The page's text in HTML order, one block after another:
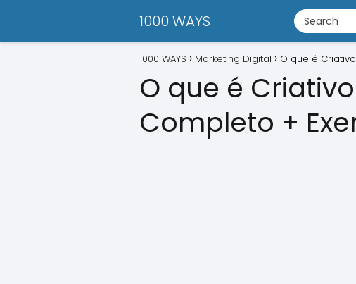
1000 WAYS
1000 WAYS Marketing Digital O que é
O que é
Completo +